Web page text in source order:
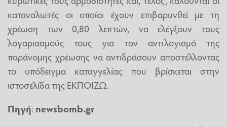
καταναλωτές οι οποίοι έχουν επιβαρυνθεί με τη
χρέωση των 0,80 λεπτών, να ελέγξουν τους
λογαριασμούς τους για τον αντιλογισμό της
παράνομης χρέωσης να αντιδράσουν αποστέλλοντας
το υπόδειγμα καταγγελίας που βρίσκεται στην
ιστοσελίδα της ΕΚΠΟΙΖΩ.
Πηγή:newsbomb.gr